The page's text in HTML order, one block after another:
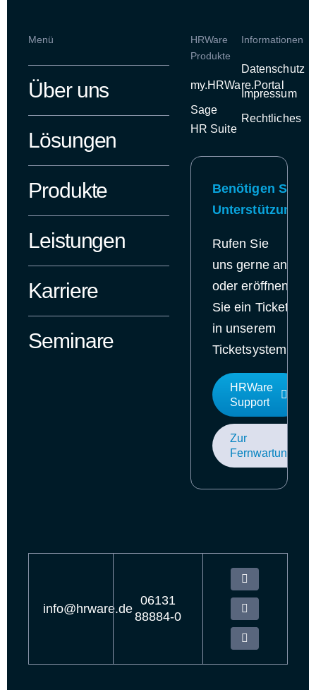
Menü
Über uns
Lösungen
Produkte
Leistungen
Karriere
Seminare
HRWare
Produkte
my.HRWare.Portal
Sage
HR Suite
Informationen
Datenschutz
Impressum
Rechtliches
Benötigen Sie
Unterstützung?
Rufen Sie
uns gerne an
oder eröffnen
Sie ein Ticket
in unserem
Ticketsystem.
HRWare
Support
Zur
Fernwartung
info@hrware.de
06131
88884-0